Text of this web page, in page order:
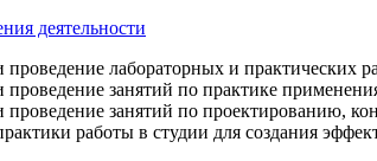
деятельности
проведение лабораторных и практических
проведение занятий по практике
проведение занятий по проектированию,
работы в студии для создания